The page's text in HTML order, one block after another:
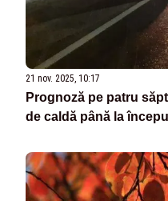
21 nov. 2025, 10:17
Prognoză pe patru
de caldă până la